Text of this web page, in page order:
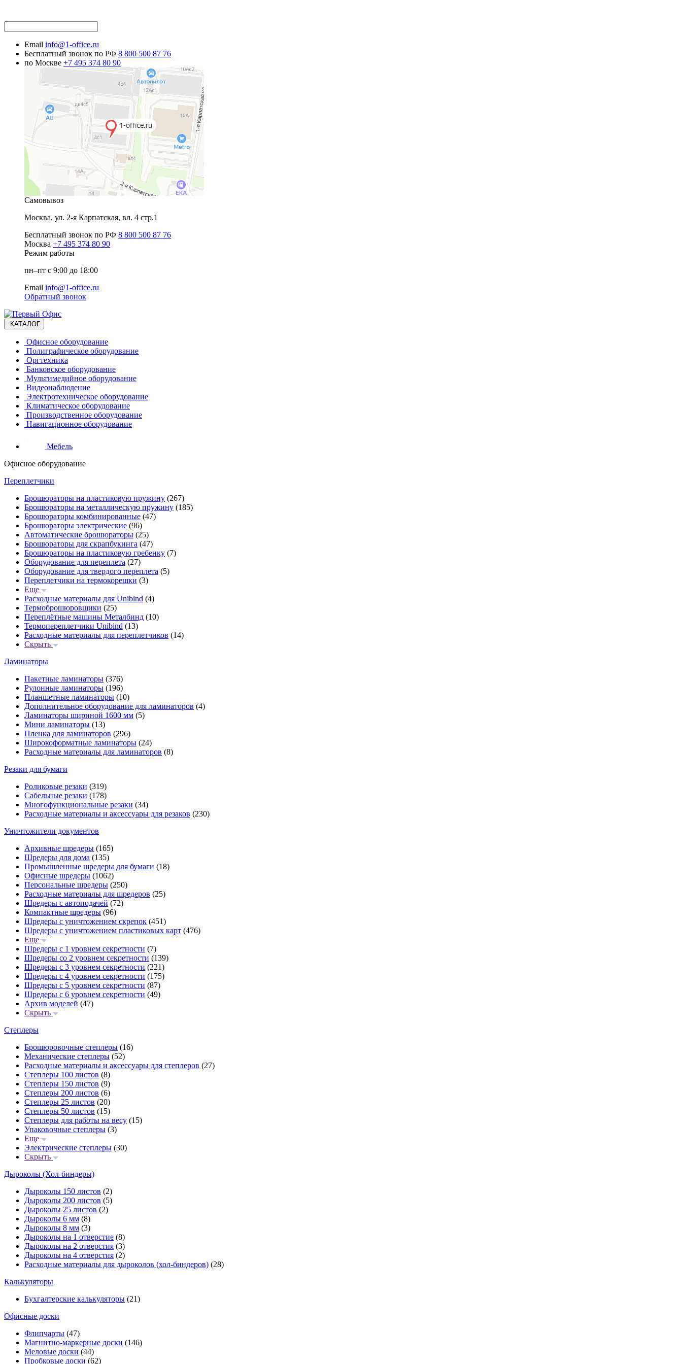
Email info@1-office.ru
Бесплатный звонок по РФ 8 800 500 87 76
по Москве +7 495 374 80 90
Самовывоз
Москва, ул. 2-я Карпатская, вл. 4 стр.1
Бесплатный звонок по РФ 8 800 500 87 76
Москва +7 495 374 80 90
Режим работы
пн–пт с 9:00 до 18:00
Email info@1-office.ru
Обратный звонок
КАТАЛОГ
Офисное оборудование
Полиграфическое оборудование
Оргтехника
Банковское оборудование
Мультимедийное оборудование
Видеонаблюдение
Электротехническое оборудование
Климатическое оборудование
Производственное оборудование
Навигационное оборудование
Мебель
Офисное оборудование
Переплетчики
Брошюраторы на пластиковую пружину (267)
Брошюраторы на металлическую пружину (185)
Брошюраторы комбинированные (47)
Брошюраторы электрические (96)
Автоматические брошюраторы (25)
Брошюраторы для скрапбукинга (47)
Брошюраторы на пластиковую гребенку (7)
Оборудование для переплета (27)
Оборудование для твердого переплета (5)
Переплетчики на термокорешки (3)
Еще
Расходные материалы для Unibind (4)
Термоброшюровщики (25)
Переплётные машины Металбинд (10)
Термопереплетчики Unibind (13)
Расходные материалы для переплетчиков (14)
Скрыть
Ламинаторы
Пакетные ламинаторы (376)
Рулонные ламинаторы (196)
Планшетные ламинаторы (10)
Дополнительное оборудование для ламинаторов (4)
Ламинаторы шириной 1600 мм (5)
Мини ламинаторы (13)
Пленка для ламинаторов (296)
Широкоформатные ламинаторы (24)
Расходные материалы для ламинаторов (8)
Резаки для бумаги
Роликовые резаки (319)
Сабельные резаки (178)
Многофункциональные резаки (34)
Расходные материалы и аксессуары для резаков (230)
Уничтожители документов
Архивные шредеры (165)
Шредеры для дома (135)
Промышленные шредеры для бумаги (18)
Офисные шредеры (1062)
Персональные шредеры (250)
Расходные материалы для шредеров (25)
Шредеры с автоподачей (72)
Компактные шредеры (96)
Шредеры с уничтожением скрепок (451)
Шредеры с уничтожением пластиковых карт (476)
Еще
Шредеры с 1 уровнем секретности (7)
Шредеры со 2 уровнем секретности (139)
Шредеры с 3 уровнем секретности (221)
Шредеры с 4 уровнем секретности (175)
Шредеры с 5 уровнем секретности (87)
Шредеры с 6 уровнем секретности (49)
Архив моделей (47)
Скрыть
Степлеры
Брошюровочные степлеры (16)
Механические степлеры (52)
Расходные материалы и аксессуары для степлеров (27)
Степлеры 100 листов (8)
Степлеры 150 листов (9)
Степлеры 200 листов (6)
Степлеры 25 листов (20)
Степлеры 50 листов (15)
Степлеры для работы на весу (15)
Упаковочные степлеры (3)
Еще
Электрические степлеры (30)
Скрыть
Дыроколы (Хол-биндеры)
Дыроколы 150 листов (2)
Дыроколы 200 листов (5)
Дыроколы 25 листов (2)
Дыроколы 6 мм (8)
Дыроколы 8 мм (3)
Дыроколы на 1 отверстие (8)
Дыроколы на 2 отверстия (3)
Дыроколы на 4 отверстия (2)
Расходные материалы для дыроколов (хол-биндеров) (28)
Калькуляторы
Бухгалтерские калькуляторы (21)
Офисные доски
Флипчарты (47)
Магнитно-маркерные доски (146)
Меловые доски (44)
Пробковые доски (62)